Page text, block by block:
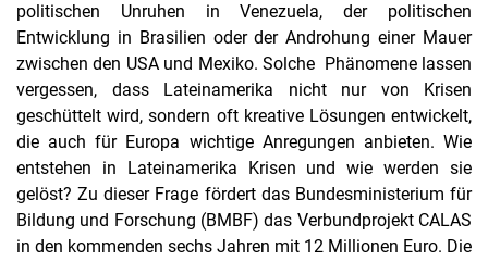
politischen Unruhen in Venezuela, der politischen
Entwicklung in Brasilien oder der Androhung einer Mauer
zwischen den USA und Mexiko. Solche Phänomene lassen
vergessen, dass Lateinamerika nicht nur von Krisen
geschüttelt wird, sondern oft kreative Lösungen entwickelt,
die auch für Europa wichtige Anregungen anbieten. Wie
entstehen in Lateinamerika Krisen und wie werden sie
gelöst? Zu dieser Frage fördert das Bundesministerium für
Bildung und Forschung (BMBF) das Verbundprojekt CALAS
in den kommenden sechs Jahren mit 12 Millionen Euro. Die